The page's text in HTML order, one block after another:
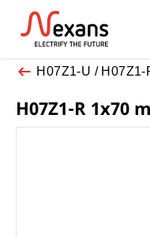
H07Z1-U / H07Z1-
H07Z1-R 1x70